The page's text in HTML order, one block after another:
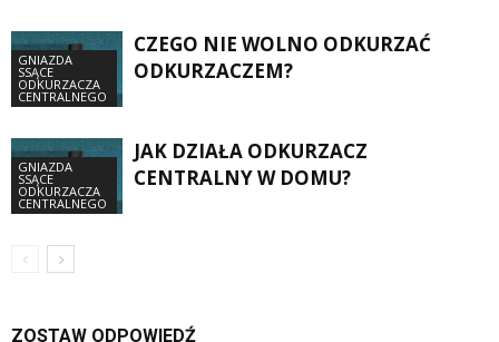
GNIAZDA
SSĄCE
ODKURZACZA
CENTRALNEGO
CZEGO NIE WOLNO ODKURZAĆ
ODKURZACZEM?
GNIAZDA
SSĄCE
ODKURZACZA
CENTRALNEGO
JAK DZIAŁA ODKURZACZ
CENTRALNY W DOMU?
ZOSTAW ODPOWIEDŹ